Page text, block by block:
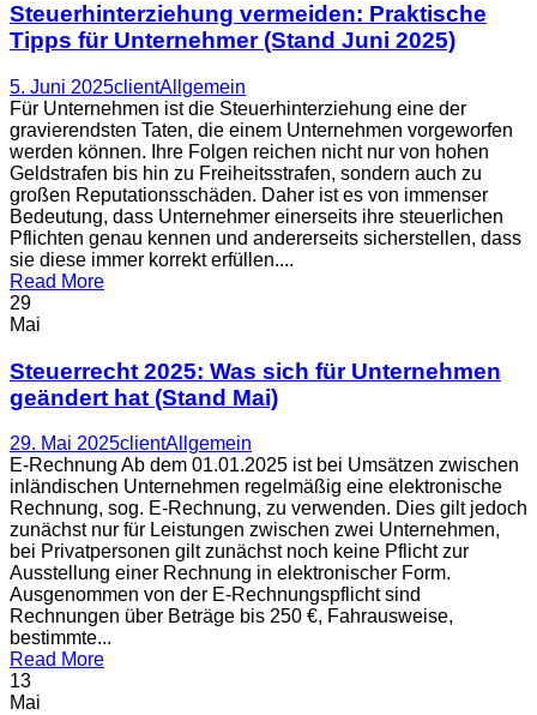
Steuerhinterziehung vermeiden: Praktische
Tipps für Unternehmer (Stand Juni 2025)
5. Juni 2025clientAllgemein
Für Unternehmen ist die Steuerhinterziehung eine der
gravierendsten Taten, die einem Unternehmen vorgeworfen
werden können. Ihre Folgen reichen nicht nur von hohen
Geldstrafen bis hin zu Freiheitsstrafen, sondern auch zu
großen Reputationsschäden. Daher ist es von immenser
Bedeutung, dass Unternehmer einerseits ihre steuerlichen
Pflichten genau kennen und andererseits sicherstellen, dass
sie diese immer korrekt erfüllen....
Read More
29
Mai
Steuerrecht 2025: Was sich für Unternehmen
geändert hat (Stand Mai)
29. Mai 2025clientAllgemein
E-Rechnung Ab dem 01.01.2025 ist bei Umsätzen zwischen
inländischen Unternehmen regelmäßig eine elektronische
Rechnung, sog. E-Rechnung, zu verwenden. Dies gilt jedoch
zunächst nur für Leistungen zwischen zwei Unternehmen,
bei Privatpersonen gilt zunächst noch keine Pflicht zur
Ausstellung einer Rechnung in elektronischer Form.
Ausgenommen von der E-Rechnungspflicht sind
Rechnungen über Beträge bis 250 €, Fahrausweise,
bestimmte...
Read More
13
Mai